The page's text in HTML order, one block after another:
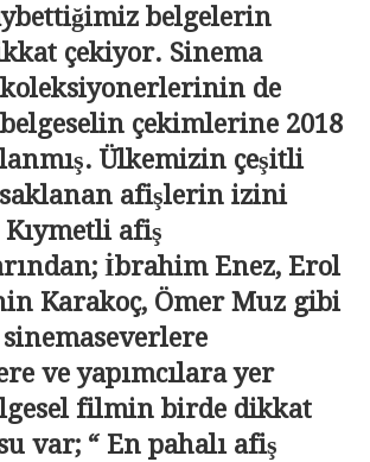
belgelerin
çekiyor. Sinema
de
çekimlerine 2018
Ülkemizin çeşitli
afişlerin izini
afiş
İbrahim Enez, Erol
Karakoç, Ömer Muz gibi
ve yapımcılara yer
filmin birde dikkat
var; “ En pahalı afiş